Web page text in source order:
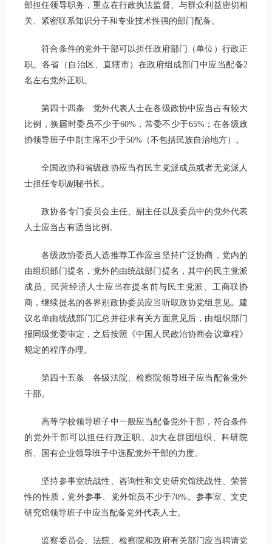
部担任领导职务，重点在行政执法监督、与群众利益密切相
关、紧密联系知识分子和专业技术性强的部门配备。
符合条件的党外干部可以担任政府部门（单位）行政正
职。各省（自治区、直辖市）在政府组成部门中应当配备2
名左右党外正职。
第四十四条 党外代表人士在各级政协中应当占有较大
比例，换届时委员不少于60%，常委不少于65%；在各级政
协领导班子中副主席不少于50%（不包括民族自治地方）。
全国政协和省级政协应当有民主党派成员或者无党派人
士担任专职副秘书长。
政协各专门委员会主任、副主任以及委员中的党外代表
人士应当占有适当比例。
各级政协委员人选推荐工作应当坚持广泛协商，党内的
由组织部门提名，党外的由统战部门提名，其中的民主党派
成员、民营经济人士应当在提名前与民主党派、工商联协
商，继续提名的各界别政协委员应当听取政协党组意见。建
议名单由统战部门汇总并征求有关方面意见后，由组织部门
报同级党委审定，之后按照《中国人民政治协商会议章程》
规定的程序办理。
第四十五条 各级法院、检察院领导班子应当配备党外
干部。
高等学校领导班子中一般应当配备党外干部，符合条件
的党外干部可以担任行政正职。加大在群团组织、科研院
所、国有企业领导班子中选配党外干部的力度。
坚持参事室统战性、咨询性和文史研究馆统战性、荣誉
性的性质，党外参事、党外馆员不少于70%。参事室、文史
研究馆领导班子中应当配备党外代表人士。
监察委员会、法院、检察院和政府有关部门应当聘请党